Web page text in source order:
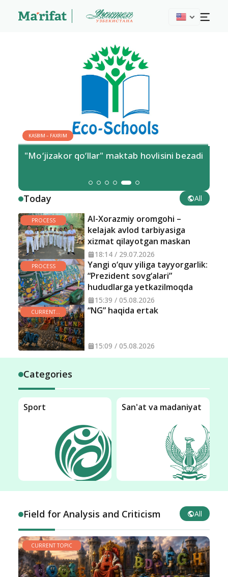
KASBIM – FAXRIM
"Mo‘jizakor qo‘llar" maktab hovlisini bezadi
Today All
PROCESS
Al-Xorazmiy oromgohi –
kelajak avlod tarbiyasiga
xizmat qilayotgan maskan
18:14 / 29.07.2026
PROCESS
Yangi o‘quv yiliga tayyorgarlik:
“Prezident sovg‘alari”
hududlarga yetkazilmoqda
15:39 / 05.08.2026
CURRENT
TOPIC
“NG” haqida ertak
15:09 / 05.08.2026
Categories
San'at va madaniyat Jamiyat
Field for Analysis and Criticism All
CURRENT TOPIC